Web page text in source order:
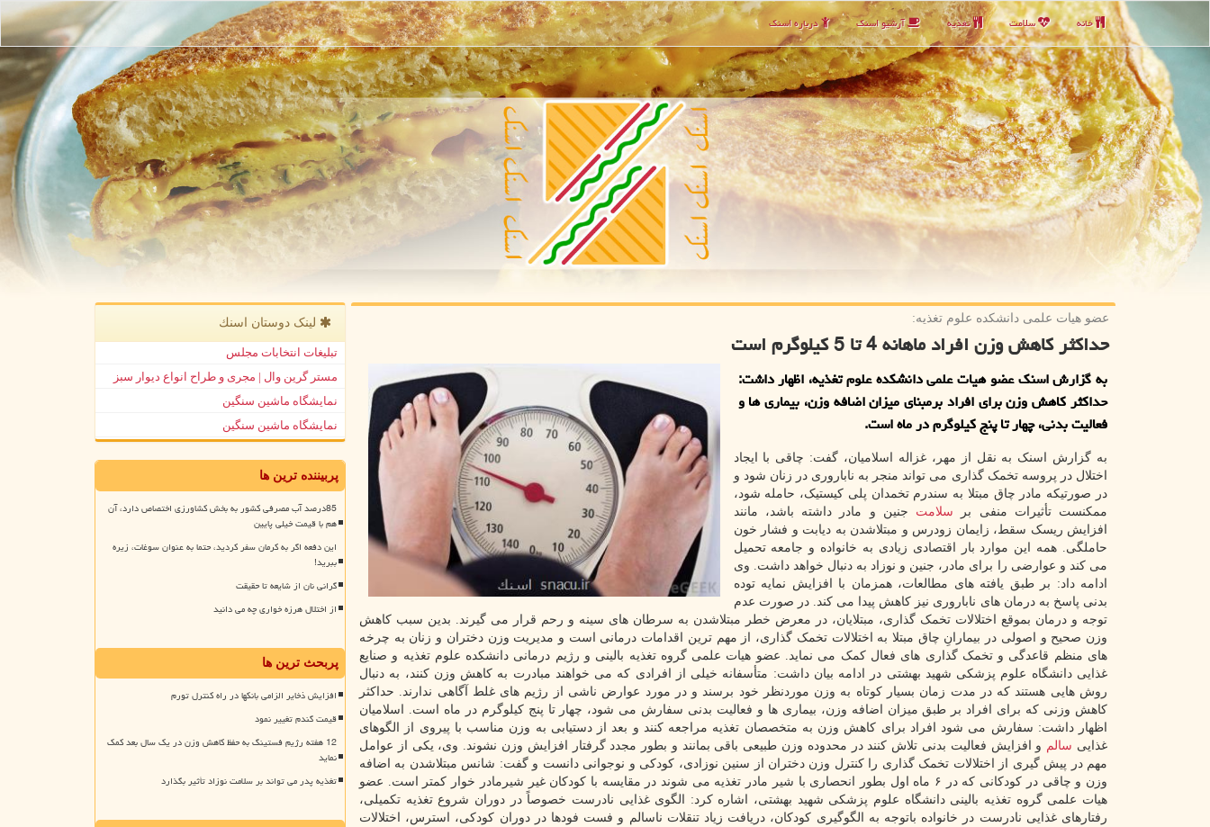
خانه سلامت تغذیه آرشیو اسنك درباره اسنك
عضو هیات علمی دانشكده علوم تغذیه:
حداكثر كاهش وزن افراد ماهانه 4 تا 5 كیلوگرم است
به گزارش اسنك عضو هیات علمی دانشكده علوم تغذیه، اظهار داشت:
حداكثر كاهش وزن برای افراد برمبنای میزان اضافه وزن، بیماری ها و
فعالیت بدنی، چهار تا پنج كیلوگرم در ماه است.
به گزارش اسنک به نقل از مهر، غزاله اسلامیان، گفت: چاقی با ایجاد
اختلال در پروسه تخمک گذاری می تواند منجر به ناباروری در زنان شود و
در صورتیکه مادر چاق مبتلا به سندرم تخمدان پلی کیستیک، حامله شود،
ممکنست تأثیرات منفی بر سلامت جنین و مادر داشته باشد، مانند
افزایش ریسک سقط، زایمان زودرس و مبتلاشدن به دیابت و فشار خون
حاملگی. همه این موارد بار اقتصادی زیادی به خانواده و جامعه تحمیل
می کند و عوارضی را برای مادر، جنین و نوزاد به دنبال خواهد داشت. وی
ادامه داد: بر طبق یافته های مطالعات، همزمان با افزایش نمایه توده
بدنی پاسخ به درمان های ناباروری نیز کاهش پیدا می کند. در صورت عدم
توجه و درمان بموقع اختلالات تخمک گذاری، مبتلایان، در معرض خطر مبتلاشدن به سرطان های سینه و رحم قرار می گیرند. بدین سبب کاهش
وزن صحیح و اصولی در بیمارانِ چاق مبتلا به اختلالات تخمک گذاری، از مهم ترین اقدامات درمانی است و مدیریت وزن دختران و زنان به چرخه
های منظم قاعدگی و تخمک گذاری های فعال کمک می نماید. عضو هیات علمی گروه تغذیه بالینی و رژیم درمانی دانشکده علوم تغذیه و صنایع
غذایی دانشگاه علوم پزشکی شهید بهشتی در ادامه بیان داشت: متأسفانه خیلی از افرادی که می خواهند مبادرت به کاهش وزن کنند، به دنبال
روش هایی هستند که در مدت زمان بسیار کوتاه به وزن موردنظر خود برسند و در مورد عوارض ناشی از رژیم های غلط آگاهی ندارند. حداکثر
کاهش وزنی که برای افراد بر طبق میزان اضافه وزن، بیماری ها و فعالیت بدنی سفارش می شود، چهار تا پنج کیلوگرم در ماه است. اسلامیان
اظهار داشت: سفارش می شود افراد برای کاهش وزن به متخصصان تغذیه مراجعه کنند و بعد از دستیابی به وزن مناسب با پیروی از الگوهای
غذایی سالم و افزایش فعالیت بدنی تلاش کنند در محدوده وزن طبیعی باقی بمانند و بطور مجدد گرفتار افزایش وزن نشوند. وی، یکی از عوامل
مهم در پیش گیری از اختلالات تخمک گذاری را کنترل وزن دختران از سنین نوزادی، کودکی و نوجوانی دانست و گفت: شانس مبتلاشدن به اضافه
وزن و چاقی در کودکانی که در ۶ ماه اول بطور انحصاری با شیر مادر تغذیه می شوند در مقایسه با کودکان غیر شیرمادر خوار کمتر است. عضو
هیات علمی گروه تغذیه بالینی دانشگاه علوم پزشکی شهید بهشتی، اشاره کرد: الگوی غذایی نادرست خصوصاً در دوران شروع تغذیه تکمیلی،
رفتارهای غذایی نادرست در خانواده باتوجه به الگوگیری کودکان، دریافت زیاد تنقلات ناسالم و فست فودها در دوران کودکی، استرس، اختلالات
لینک دوستان اسنك
تبلیغات انتخابات مجلس
مستر گرین وال | مجری و طراح انواع دیوار سبز
نمایشگاه ماشین سنگین
نمایشگاه ماشین سنگین
پربیننده ترین ها
85درصد آب مصرفی کشور به بخش کشاورزی اختصاص دارد، آن
هم با قیمت خیلی پایین
این دفعه اگر به کرمان سفر کردید، حتما به عنوان سوغات، زیره
ببرید!
گرانی نان از شایعه تا حقیقت
از اختلال هرزه خواری چه می دانید
پربحث ترین ها
افزایش ذخایر الزامی بانکها در راه کنترل تورم
قیمت گندم تغییر نمود
12 هفته رژیم فستینگ به حفظ کاهش وزن در یک سال بعد کمک
نماید
تغذیه پدر می تواند بر سلامت نوزاد تأثیر بگذارد